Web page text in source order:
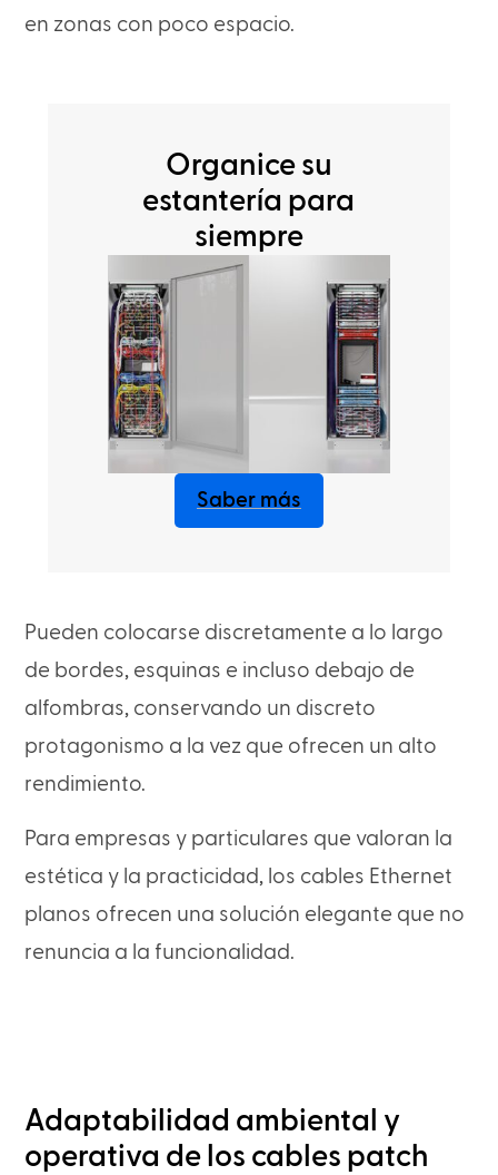
en zonas con poco espacio.
Organice su
estantería para
siempre
Saber más
Pueden colocarse discretamente a lo largo
de bordes, esquinas e incluso debajo de
alfombras, conservando un discreto
protagonismo a la vez que ofrecen un alto
rendimiento.
Para empresas y particulares que valoran la
estética y la practicidad, los cables Ethernet
planos ofrecen una solución elegante que no
renuncia a la funcionalidad.
Adaptabilidad ambiental y
operativa de los cables patch